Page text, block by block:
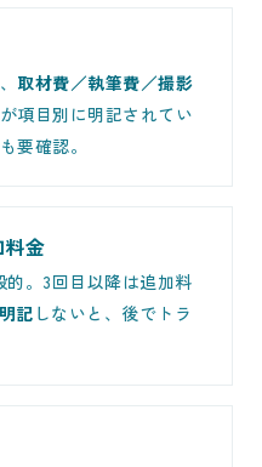
取材費／執筆費／撮影
が項目別に明記されてい
要確認。
金
的。3回目以降は追加料
記しないと、後でトラ